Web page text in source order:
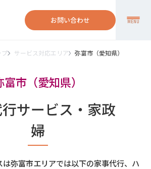
お問い合わせ MENU
プ サービス対応エリア 弥富市（愛知県）
富市（愛知県）
サービス・家政
婦
は弥富市エリアでは以下の家事代行、ハ